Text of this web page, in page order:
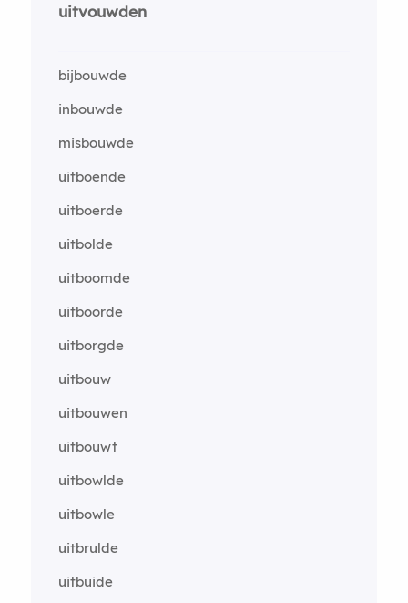
uitvouwden
bijbouwde
inbouwde
misbouwde
uitboende
uitboerde
uitbolde
uitboomde
uitboorde
uitborgde
uitbouw
uitbouwen
uitbouwt
uitbowlde
uitbowle
uitbrulde
uitbuide